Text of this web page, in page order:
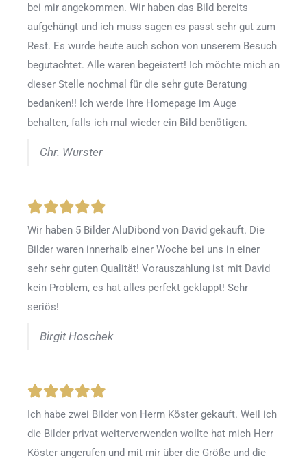
bei mir angekommen. Wir haben das Bild bereits
aufgehängt und ich muss sagen es passt sehr gut zum
Rest. Es wurde heute auch schon von unserem Besuch
begutachtet. Alle waren begeistert! Ich möchte mich an
dieser Stelle nochmal für die sehr gute Beratung
bedanken!! Ich werde Ihre Homepage im Auge
behalten, falls ich mal wieder ein Bild benötigen.
Chr. Wurster
Wir haben 5 Bilder AluDibond von David gekauft. Die
Bilder waren innerhalb einer Woche bei uns in einer
sehr sehr guten Qualität! Vorauszahlung ist mit David
kein Problem, es hat alles perfekt geklappt! Sehr
seriös!
Birgit Hoschek
Ich habe zwei Bilder von Herrn Köster gekauft. Weil ich
die Bilder privat weiterverwenden wollte hat mich Herr
Köster angerufen und mit mir über die Größe und die